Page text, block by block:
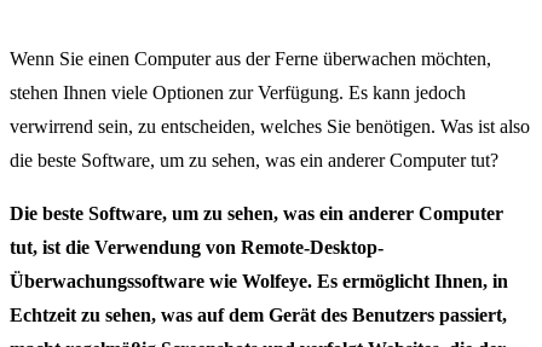
Wenn Sie einen Computer aus der Ferne überwachen möchten,
stehen Ihnen viele Optionen zur Verfügung. Es kann jedoch
verwirrend sein, zu entscheiden, welches Sie benötigen. Was ist also
die beste Software, um zu sehen, was ein anderer Computer tut?
Die beste Software, um zu sehen, was ein anderer Computer
tut, ist die Verwendung von Remote-Desktop-
Überwachungssoftware wie Wolfeye. Es ermöglicht Ihnen, in
Echtzeit zu sehen, was auf dem Gerät des Benutzers passiert,